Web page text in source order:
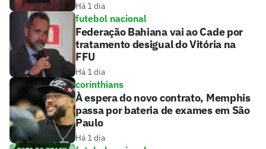
Há 1 dia
futebol nacional
Federação Bahiana vai ao Cade por
tratamento desigual do Vitória na
FFU
Há 1 dia
corinthians
À espera do novo contrato, Memphis
passa por bateria de exames em São
Paulo
Há 1 dia